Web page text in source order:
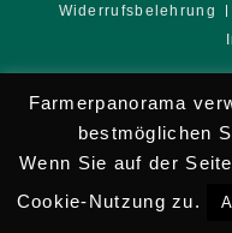
Widerrufsbelehrung
Farmerpanorama
bestmöglichen
Wenn Sie auf der
Cookie-Nutzung zu.